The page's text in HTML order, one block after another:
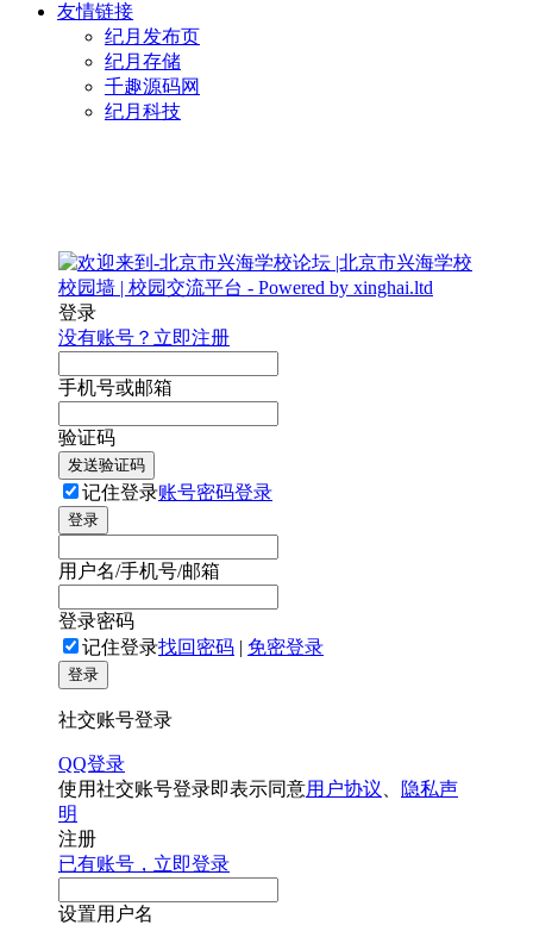
友情链接
纪月发布页
纪月存储
千趣源码网
纪月科技
登录
没有账号？立即注册
手机号或邮箱
验证码
发送验证码
记住登录账号密码登录
登录
用户名/手机号/邮箱
登录密码
记住登录找回密码 | 免密登录
登录
社交账号登录
QQ登录
使用社交账号登录即表示同意用户协议
隐私声
明
注册
已有账号，立即登录
设置用户名